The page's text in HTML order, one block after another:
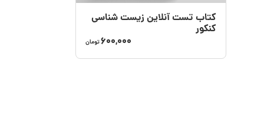
کتاب تست آنلاین زیست‌ شناسی
کنکور
600,000تومان